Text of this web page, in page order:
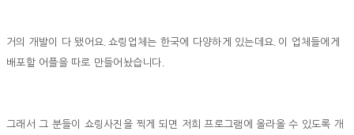
거의 개발이 다 됐어요.쇼링업체는 한국에 다양하게 있는데요. 이 업체들에게
배포할 어플을 따로 만들어놨습니다.
그래서 그 분들이 쇼링사진을 찍게 되면 저희 프로그램에 올라올 수 있도록 개